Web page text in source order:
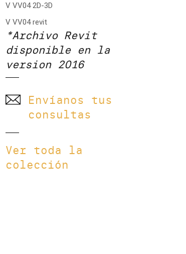
V VV04 2D-3D
V VV04 revit
*Archivo Revit
disponible en la
version 2016
Envíanos tus
consultas
Ver toda la
colección